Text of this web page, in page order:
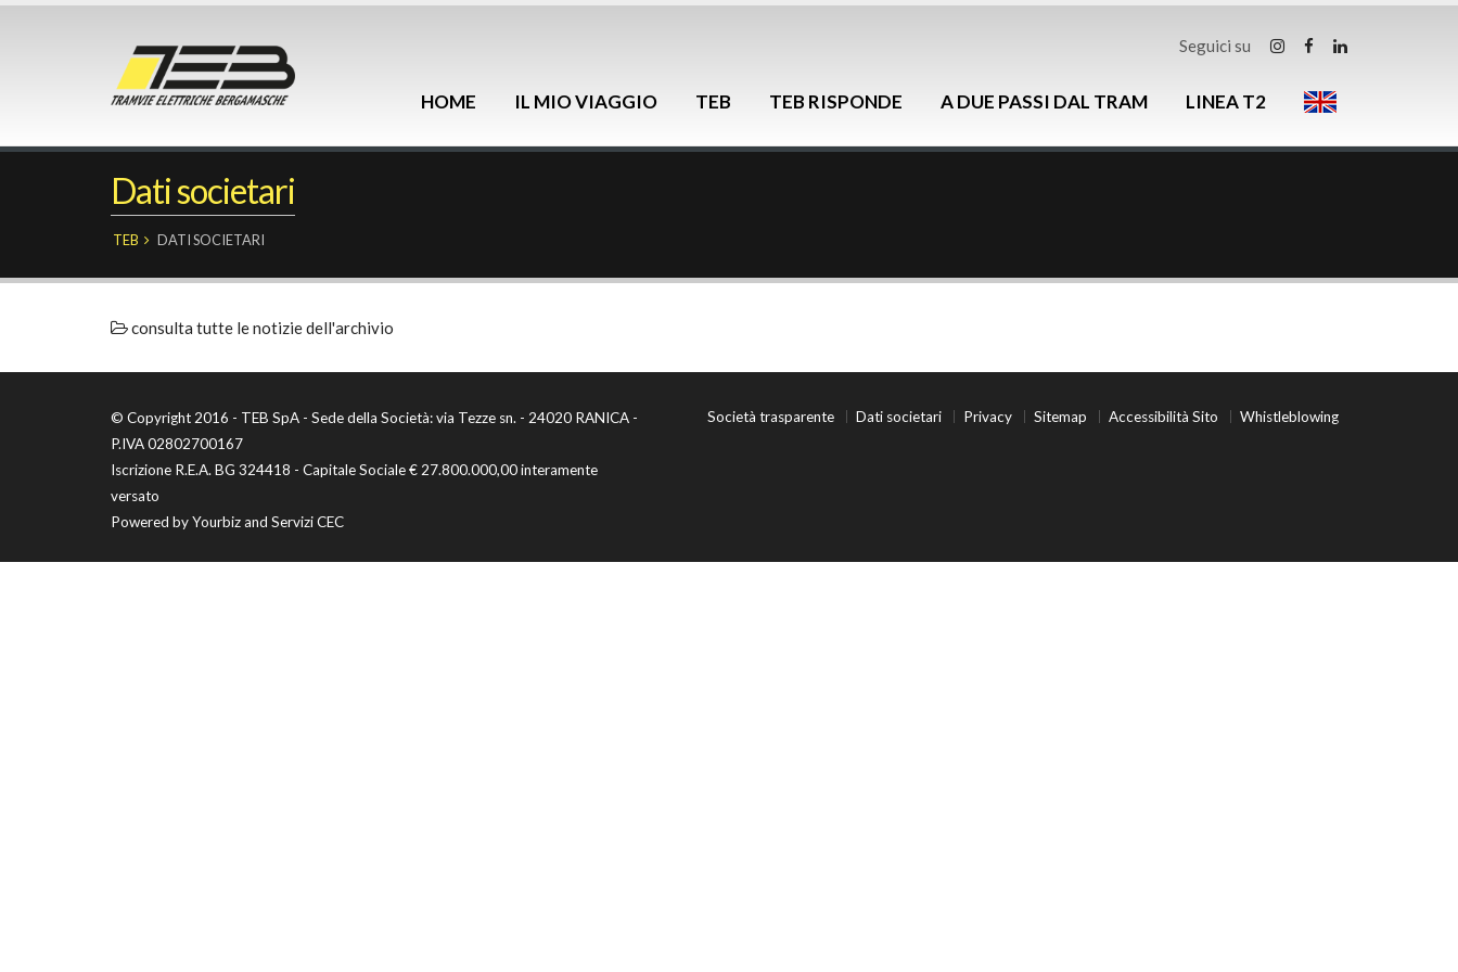
Seguici su
HOME IL MIO VIAGGIO TEB TEB RISPONDE A DUE PASSI DAL TRAM LINEA T2
Dati societari
TEB DATI SOCIETARI
consulta tutte le notizie dell'archivio
© Copyright 2016 - TEB SpA - Sede della Società: via Tezze sn. - 24020 RANICA -
P.IVA 02802700167
Iscrizione R.E.A. BG 324418 - Capitale Sociale € 27.800.000,00 interamente
versato
Powered byYourbizand Servizi CEC
Società trasparente Dati societari Privacy Sitemap Accessibilità Sito Whistleblowing